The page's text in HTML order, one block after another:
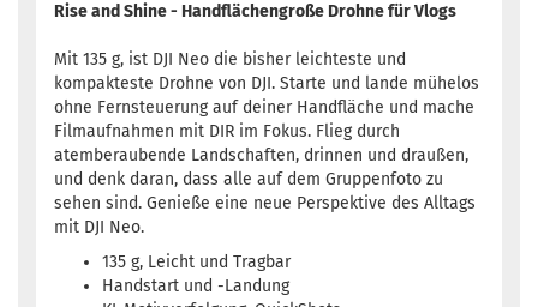
Rise and Shine - Handflächengroße Drohne für Vlogs
Mit 135 g, ist DJI Neo die bisher leichteste und
kompakteste Drohne von DJI. Starte und lande mühelos
ohne Fernsteuerung auf deiner Handfläche und mache
Filmaufnahmen mit DIR im Fokus. Flieg durch
atemberaubende Landschaften, drinnen und draußen,
und denk daran, dass alle auf dem Gruppenfoto zu
sehen sind. Genieße eine neue Perspektive des Alltags
mit DJI Neo.
135 g, Leicht und Tragbar
Handstart und -Landung